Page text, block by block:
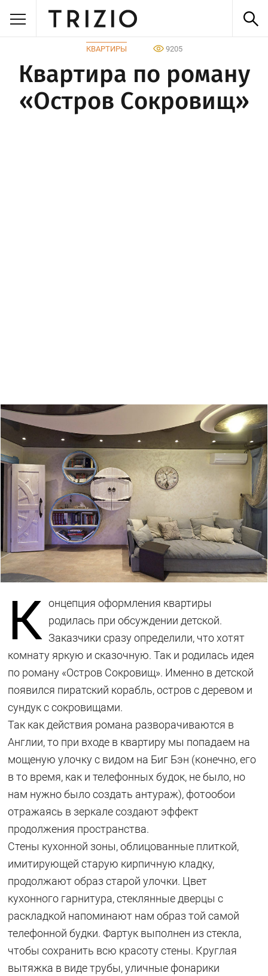
КВАРТИРЫ 9205
Квартира по роману
«Остров Сокровищ»
К онцепция оформления квартиры
родилась при обсуждении детской.
Заказчики сразу определили, что хотят
комнату яркую и сказочную. Так и родилась идея
по роману «Остров Сокровищ». Именно в детской
появился пиратский корабль, остров с деревом и
сундук с сокровищами.
Так как действия романа разворачиваются в
Англии, то при входе в квартиру мы попадаем на
мощеную улочку с видом на Биг Бэн (конечно, его
в то время, как и телефонных будок, не было, но
нам нужно было создать антураж), фотообои
отражаясь в зеркале создают эффект
продолжения пространства.
Стены кухонной зоны, облицованные плиткой,
имитирующей старую кирпичную кладку,
продолжают образ старой улочки. Цвет
кухонного гарнитура, стеклянные дверцы с
раскладкой напоминают нам образ той самой
телефонной будки. Фартук выполнен из стекла,
чтобы сохранить всю красоту стены. Круглая
вытяжка в виде трубы, уличные фонарики